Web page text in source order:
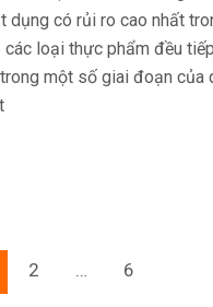
dụng có rủi ro cao nhất
các loại thực phẩm đều
một số giai đoạn của
2 6